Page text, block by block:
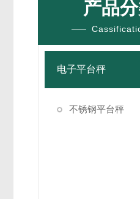
产品
电子平台秤
不锈钢平台秤